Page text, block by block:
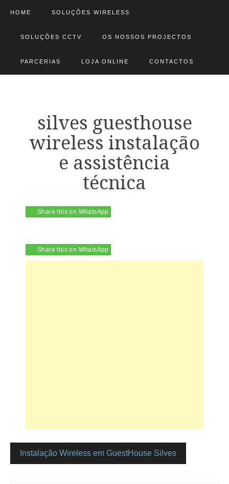
HOME SOLUÇÕES WIRELESS
SOLUÇÕES CCTV OS NOSSOS PROJECTOS
PARCERIAS LOJA ONLINE CONTACTOS
silves guesthouse
wireless instalação
e assistência
técnica
Share this on WhatsApp
Share this on WhatsApp
Navegação
Instalação Wireless em GuestHouse Silves